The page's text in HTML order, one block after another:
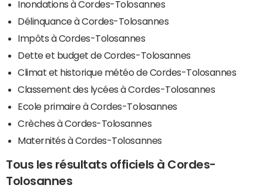
Inondations à Cordes-Tolosannes
Délinquance à Cordes-Tolosannes
Impôts à Cordes-Tolosannes
Dette et budget de Cordes-Tolosannes
Climat et historique météo de Cordes-Tolosannes
Classement des lycées à Cordes-Tolosannes
Ecole primaire à Cordes-Tolosannes
Crèches à Cordes-Tolosannes
Maternités à Cordes-Tolosannes
Tous les résultats officiels à Cordes-
Tolosannes